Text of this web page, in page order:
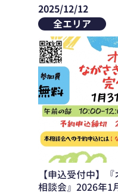
2025/12/12
全エリア
【申込受付中】
相談会』2026年1